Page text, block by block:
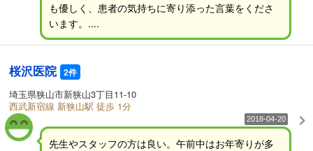
も優しく、患者の気持ちに寄り添った言葉をくださ
います。....
桜沢医院 2件
埼玉県狭山市新狭山3丁目11-10
西武新宿線 新狭山駅 徒歩 1分
2018-04-20
先生やスタッフの方は良い。午前中はお年寄りが多